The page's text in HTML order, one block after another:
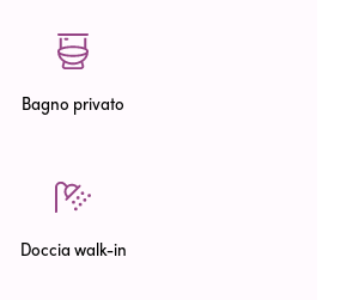
Bagno privato
Doccia walk-in